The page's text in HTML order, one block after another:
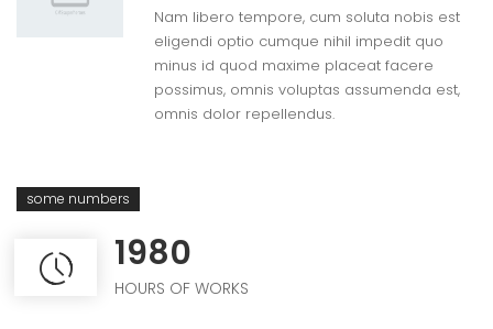
Nam libero tempore, cum soluta nobis est
eligendi optio cumque nihil impedit quo
minus id quod maxime placeat facere
possimus, omnis voluptas assumenda est,
omnis dolor repellendus.
some numbers
1980
HOURS OF WORKS